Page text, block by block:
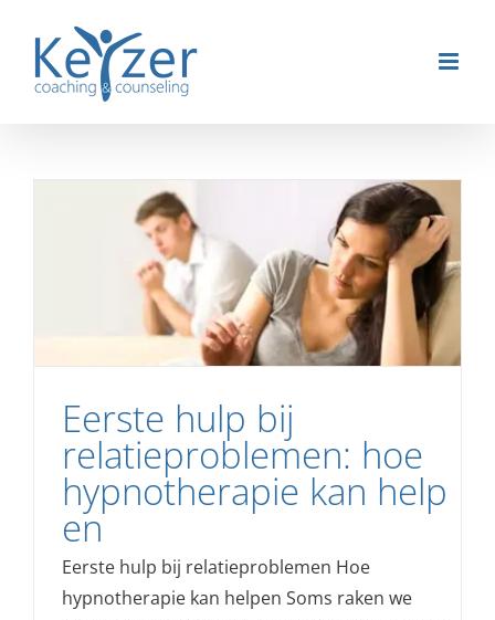
naar
inhoud
Eerste hulp bij
relatieproblemen: hoe
hypnotherapie kan help
en
Eerste hulp bij relatieproblemen Hoe
hypnotherapie kan helpen Soms raken we